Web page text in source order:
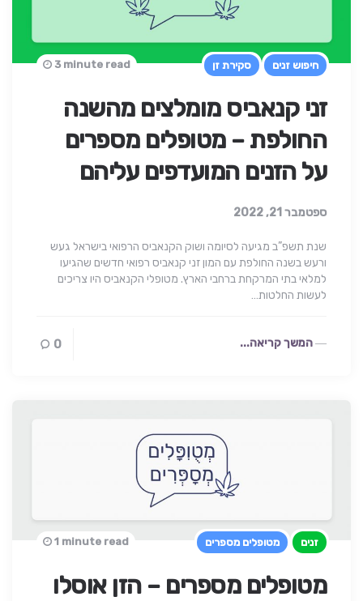
חיפוש זנים סקירת זן
זני קנאביס מומלצים מהשנה
החולפת – מטופלים מספרים
על הזנים המועדפים עליהם
ספטמבר 21, 2022
3 minute read
שנת תשפ”ב מגיעה לסיומה ושוק הקנאביס הרפואי בישראל געש
ורעש בשנה החולפת עם המון זני קנאביס רפואי חדשים שהגיעו
למלאי בתי המרקחת ברחבי הארץ. מטופלי הקנאביס היו צריכים
לעשות החלטות…
המשך קריאה... 0
זנים מטופלים מספרים
מטופלים מספרים – הזן אוסלו
1 minute read